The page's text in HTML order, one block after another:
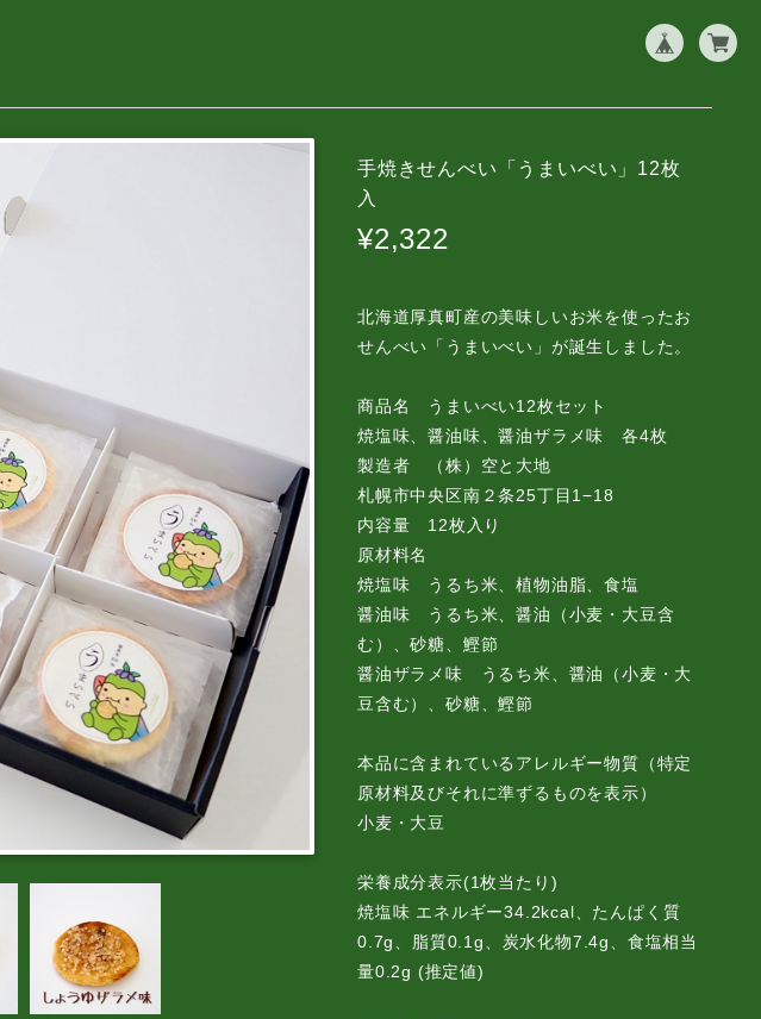
手焼きせんべい「うまいべい」12枚
入
¥2,322
北海道厚真町産の美味しいお米を使ったお
せんべい「うまいべい」が誕生しました。
商品名 うまいべい12枚セット
焼塩味、醤油味、醤油ザラメ味 各4枚
製造者 （株）空と大地
札幌市中央区南２条25丁目1−18
内容量 12枚入り
原材料名
焼塩味 うるち米、植物油脂、食塩
醤油味 うるち米、醤油（小麦・大豆含
む）、砂糖、鰹節
醤油ザラメ味 うるち米、醤油（小麦・大
豆含む）、砂糖、鰹節
本品に含まれているアレルギー物質（特定
原材料及びそれに準ずるものを表示）
小麦・大豆
栄養成分表示(1枚当たり)
焼塩味 エネルギー34.2kcal、たんぱく質
0.7g、脂質0.1g、炭水化物7.4g、食塩相当
量0.2g (推定値)